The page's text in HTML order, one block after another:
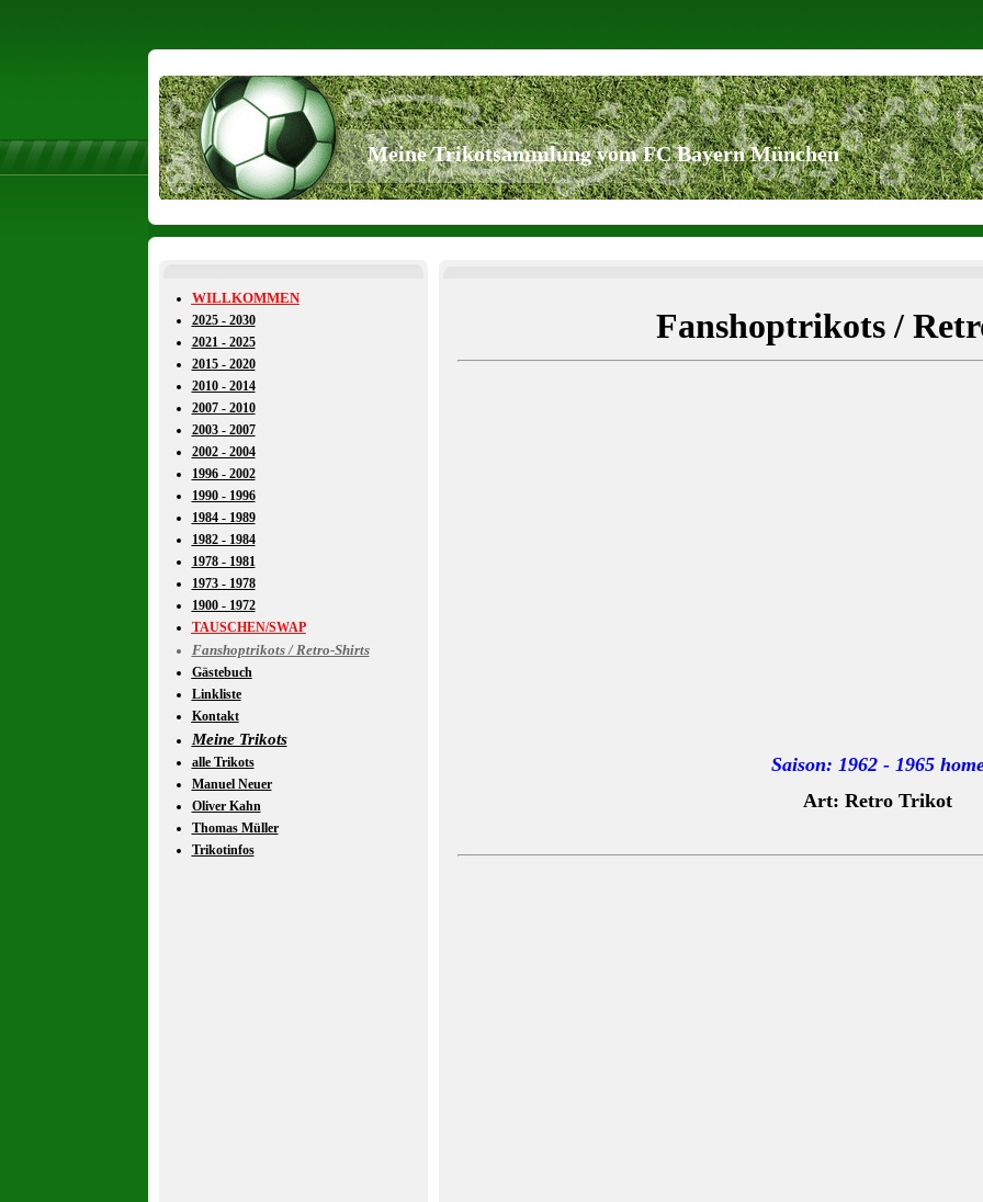
Meine Trikotsammlung vom FC Bayern München
WILLKOMMEN
2025 - 2030
2021 - 2025
2015 - 2020
2010 - 2014
2007 - 2010
2003 - 2007
2002 - 2004
1996 - 2002
1990 - 1996
1984 - 1989
1982 - 1984
1978 - 1981
1973 - 1978
1900 - 1972
TAUSCHEN/SWAP
Fanshoptrikots / Retro-Shirts
Gästebuch
Linkliste
Kontakt
Meine Trikots
alle Trikots
Manuel Neuer
Oliver Kahn
Thomas Müller
Trikotinfos
Fanshoptrikots /
Saison: 1962 - 1965
Art: Retro Trikot